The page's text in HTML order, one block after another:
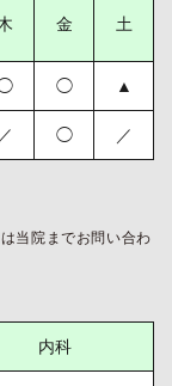
金 土
◯ ▲
／ ◯ ／
当院までお問い合わ
内科